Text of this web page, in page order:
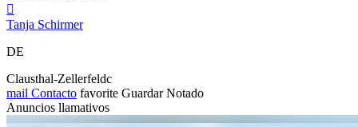

Tanja Schirmer
DE
Clausthal-Zellerfeldc
mail Contacto favorite Guardar Notado
Anuncios llamativos